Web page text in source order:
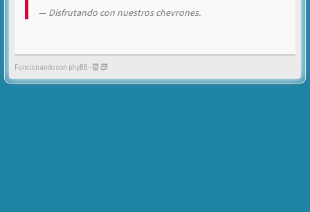
Disfrutando con nuestros chevrones.
Funcionando con phpBB -